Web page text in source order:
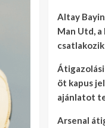
Altay
Man Utd,
öt kapus
ajánlatot
Arsenal